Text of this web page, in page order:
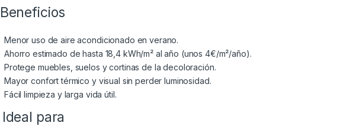
Menor uso de aire acondicionado en verano.
Ahorro estimado de hasta 18,4 kWh/m² al año (unos 4€/m²/año).
Protege muebles, suelos y cortinas de la decoloración.
Mayor confort térmico y visual sin perder luminosidad.
Fácil limpieza y larga vida útil.
para